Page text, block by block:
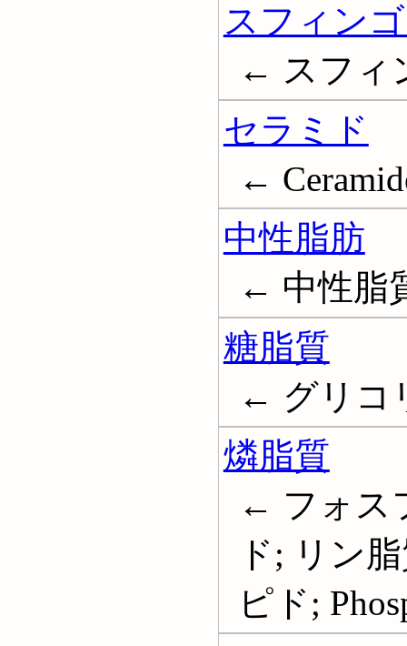
スフィン
← スフィ
セラミド
←
中性脂肪
← 中性脂
糖脂質
← グリコ
燐脂質
← フォス
ド; リン
ピド;